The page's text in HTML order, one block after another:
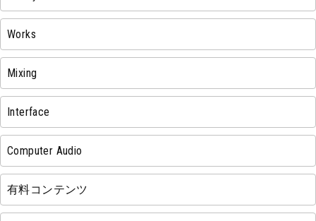
Works
Mixing
Interface
Computer Audio
有料コンテンツ